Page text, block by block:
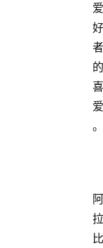
爱
好
者
的
喜
爱
。
阿
拉
比